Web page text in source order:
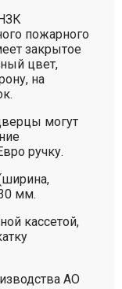
пожарного
закрытое
цвет,
на
могут
ручку.
мм.
кассетой,
АО